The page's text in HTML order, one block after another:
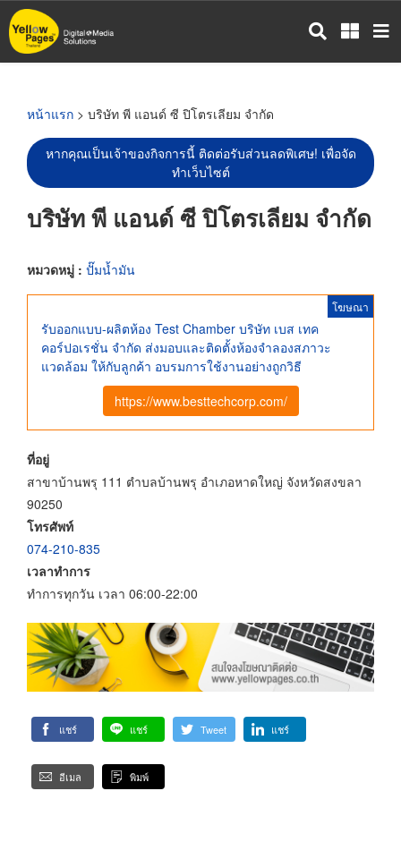
ข้าม
ไป
หน้าแรก > บริษัท พี แอนด์ ซี ปิโตรเลียม จำกัด
หากคุณเป็นเจ้าของกิจการนี้ ติดต่อรับส่วนลดพิเศษ! เพื่อจัด
ทำเว็บไซต์
บริษัท พี แอนด์ ซี ปิโตรเลียม จำกัด
หมวดหมู่ : ปั๊มน้ำมัน
โฆษณา
รับออกแบบ-ผลิตห้อง Test Chamber บริษัท เบส เทค
คอร์ปอเรชั่น จำกัด ส่งมอบและติดตั้งห้องจำลองสภาวะ
แวดล้อม ให้กับลูกค้า อบรมการใช้งานอย่างถูกวิธี
https://www.besttechcorp.com/
ที่อยู่
สาขาบ้านพรุ 111 ตำบลบ้านพรุ อำเภอหาดใหญ่ จังหวัดสงขลา
90250
โทรศัพท์
074-210-835
เวลาทำการ
ทำการทุกวัน เวลา 06:00-22:00
แชร์ แชร์ Tweet แชร์
อีเมล พิมพ์